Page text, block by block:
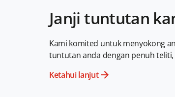
Janji tuntutan
Kami komited untuk menyokong
tuntutan anda dengan penuh
Ketahui lanjut